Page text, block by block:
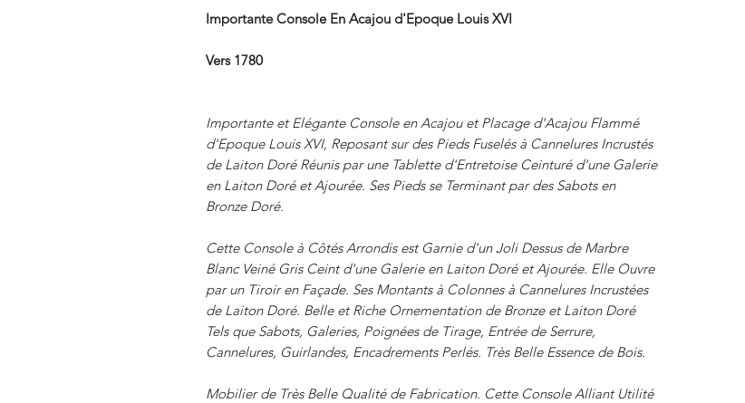
Importante Console En Acajou d'Epoque Louis XVI
Vers 1780
Importante et Elégante Console en Acajou et Placage d'Acajou Flammé
d'Epoque Louis XVI, Reposant sur des Pieds Fuselés à Cannelures Incrustés
de Laiton Doré Réunis par une Tablette d'Entretoise Ceinturé d'une Galerie
en Laiton Doré et Ajourée. Ses Pieds se Terminant par des Sabots en
Bronze Doré.
Cette Console à Côtés Arrondis est Garnie d'un Joli Dessus de Marbre
Blanc Veiné Gris Ceint d'une Galerie en Laiton Doré et Ajourée. Elle Ouvre
par un Tiroir en Façade. Ses Montants à Colonnes à Cannelures Incrustées
de Laiton Doré. Belle et Riche Ornementation de Bronze et Laiton Doré
Tels que Sabots, Galeries, Poignées de Tirage, Entrée de Serrure,
Cannelures, Guirlandes, Encadrements Perlés. Très Belle Essence de Bois.
Mobilier de Très Belle Qualité de Fabrication. Cette Console Alliant Utilité